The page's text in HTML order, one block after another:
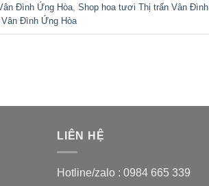
Đình Ứng Hòa, Shop hoa tươi Thị trấn Vân
Đình Ứng Hòa
LIÊN HỆ
Hotline/zalo : 0984 665 339